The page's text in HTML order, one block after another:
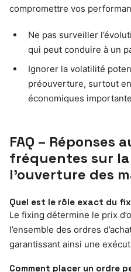
compromettre vos
Ne pas surveiller
qui peut conduire à un
Ignorer la volatilité
préouverture, surtout en
économiques
FAQ – Réponses
fréquentes sur
l’ouverture des
Quel est le rôle exact du
Le fixing détermine le prix
l’ensemble des ordres
garantissant ainsi une
Comment placer un ordre